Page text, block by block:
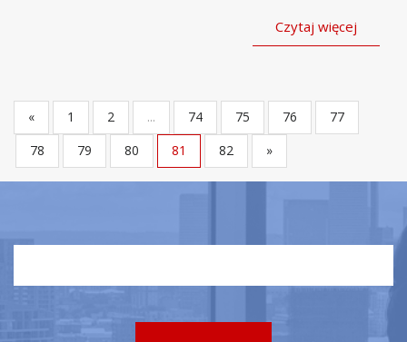
Czytaj więcej
« 1 2 ... 74 75 76
77
78
79 80 81 82 »